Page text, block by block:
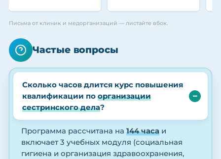
Письма от клиник и медорганизаций — листайте вбок.
Частые вопросы
Сколько часов длится курс повышения
квалификации по организации
сестринского дела?
Программа рассчитана на 144 часа и
включает 3 учебных модуля (социальная
гигиена и организация здравоохранения,